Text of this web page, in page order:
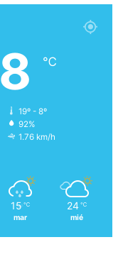
8 ℃
19º - 8º
92%
1.76 km/h
15 ℃
mar
24 ℃
mié